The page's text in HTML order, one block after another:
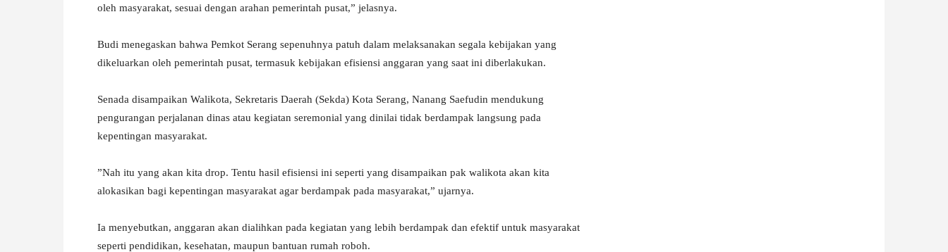
oleh masyarakat, sesuai dengan arahan pemerintah pusat,” jelasnya.
‎Budi menegaskan bahwa Pemkot Serang sepenuhnya patuh dalam melaksanakan segala kebijakan yang
dikeluarkan oleh pemerintah pusat, termasuk kebijakan efisiensi anggaran yang saat ini diberlakukan.
‎Senada disampaikan Walikota, Sekretaris Daerah (Sekda) Kota Serang, Nanang Saefudin mendukung
pengurangan perjalanan dinas atau kegiatan seremonial yang dinilai tidak berdampak langsung pada
kepentingan masyarakat.
‎”Nah itu yang akan kita drop. Tentu hasil efisiensi ini seperti yang disampaikan pak walikota akan kita
alokasikan bagi kepentingan masyarakat agar berdampak pada masyarakat,” ujarnya.
‎Ia menyebutkan, anggaran akan dialihkan pada kegiatan yang lebih berdampak dan efektif untuk masyarakat
seperti pendidikan, kesehatan, maupun bantuan rumah roboh.